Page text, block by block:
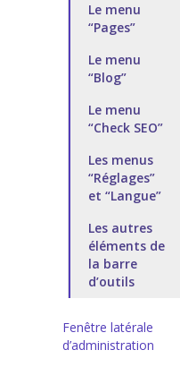
Le menu
“Pages”
Le menu
“Blog”
Le menu
“Check SEO”
Les menus
“Réglages”
et “Langue”
Les autres
éléments de
la barre
d’outils
Fenêtre latérale
d’administration